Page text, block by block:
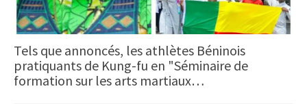
Tels que annoncés, les athlètes Béninois
pratiquants de Kung-fu en "Séminaire de
formation sur les arts martiaux…